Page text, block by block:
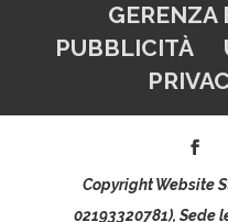
GERENZA
PUBBLICITÀ
Copyright Website
02193320781), Sede